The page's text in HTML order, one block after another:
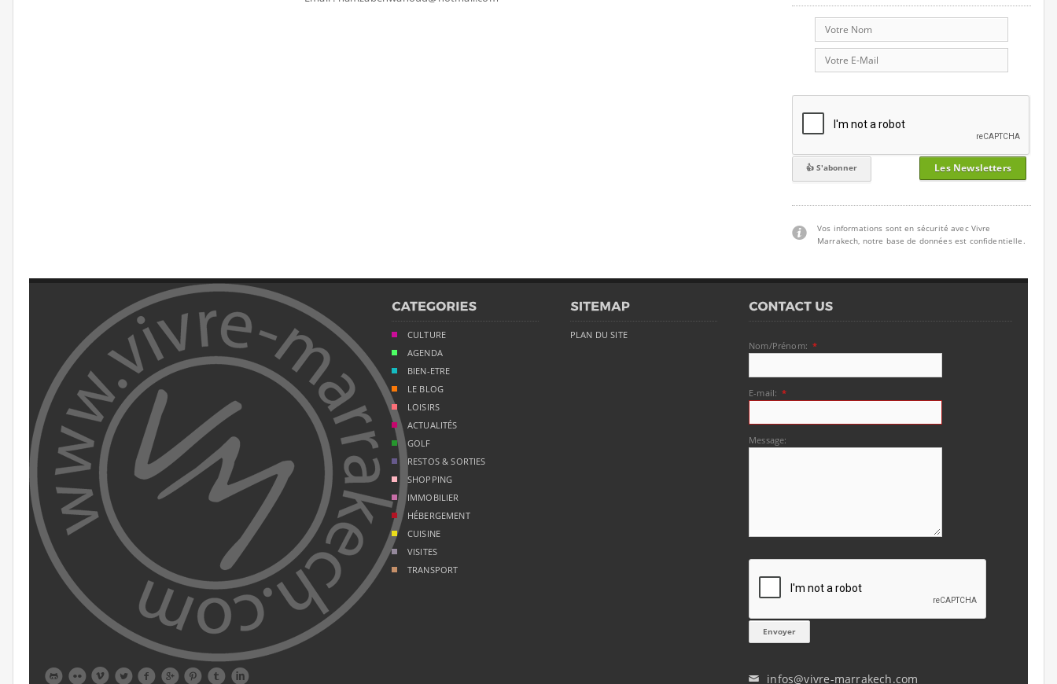
Les Newsletters
Vos informations sont en sécurité avec Vivre
Marrakech, notre base de données est confidentielle.
        
CULTURE
AGENDA
BIEN-ETRE
LE BLOG
LOISIRS
ACTUALITÉS
GOLF
RESTOS & SORTIES
SHOPPING
IMMOBILIER
HÉBERGEMENT
CUISINE
VISITES
TRANSPORT
PLAN DU SITE
Nom/Prénom: *
E-mail: *
Message:
✉ infos@vivre-marrakech.com